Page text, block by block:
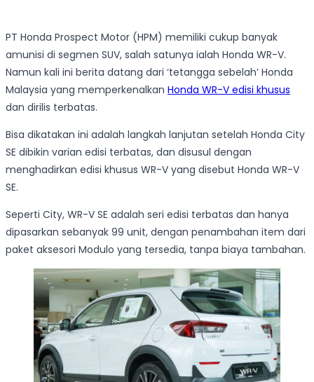
PT Honda Prospect Motor (HPM) memiliki cukup banyak
amunisi di segmen SUV, salah satunya ialah Honda WR-V.
Namun kali ini berita datang dari ‘tetangga sebelah’ Honda
Malaysia yang memperkenalkan Honda WR-V edisi khusus
dan dirilis terbatas.
Bisa dikatakan ini adalah langkah lanjutan setelah Honda City
SE dibikin varian edisi terbatas, dan disusul dengan
menghadirkan edisi khusus WR-V yang disebut Honda WR-V
SE.
Seperti City, WR-V SE adalah seri edisi terbatas dan hanya
dipasarkan sebanyak 99 unit, dengan penambahan item dari
paket aksesori Modulo yang tersedia, tanpa biaya tambahan.